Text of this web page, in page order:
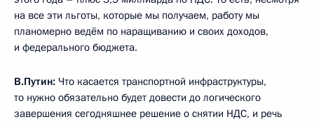
на все эти льготы, которые мы получаем, работу мы
планомерно ведём по наращиванию и своих доходов,
и федерального бюджета.
В.Путин: Что касается транспортной инфраструктуры,
то нужно обязательно будет довести до логического
завершения сегодняшнее решение о снятии НДС, и речь